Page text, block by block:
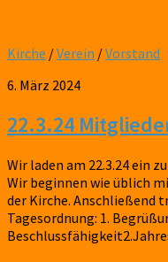
Kirche /Verein /Vorstand
6. März 2024
22.3.24
Wir laden am 22.3.24 ein
Wir beginnen wie üblich
der Kirche. Anschließend
Tagesordnung: 1.